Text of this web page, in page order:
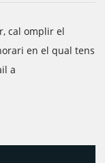
cal omplir el
en el qual tens
a